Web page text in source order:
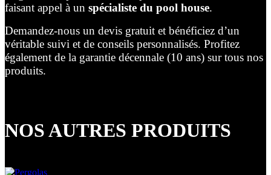
faisant appel à un spécialiste du pool house.
Demandez-nous un devis gratuit et bénéficiez d’un
véritable suivi et de conseils personnalisés. Profitez
également de la garantie décennale (10 ans) sur tous nos
produits.
NOS AUTRES PRODUITS